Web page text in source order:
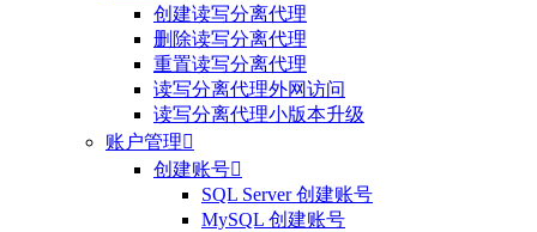
创建读写分离代理
删除读写分离代理
重置读写分离代理
读写分离代理外网访问
读写分离代理小版本升级
账户管理
创建账号
SQL Server 创建账号
MySQL 创建账号